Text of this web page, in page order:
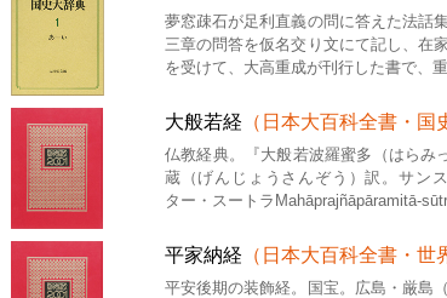
夢窓疎石が足利直義の問に答えた法話
三章の問答を仮名交り文にて記し、在
を受けて、大高重成が刊行した書で、
大般若経 （日本大百科全書・国
仏教経典。『大般若波羅蜜多（はらみ
蔵（げんじょうさんぞう）訳。サン
ター・スートラMahāprajñāpāramitā-
平家納経 （日本大百科全書・世
平安後期の装飾経。国宝。広島・厳島